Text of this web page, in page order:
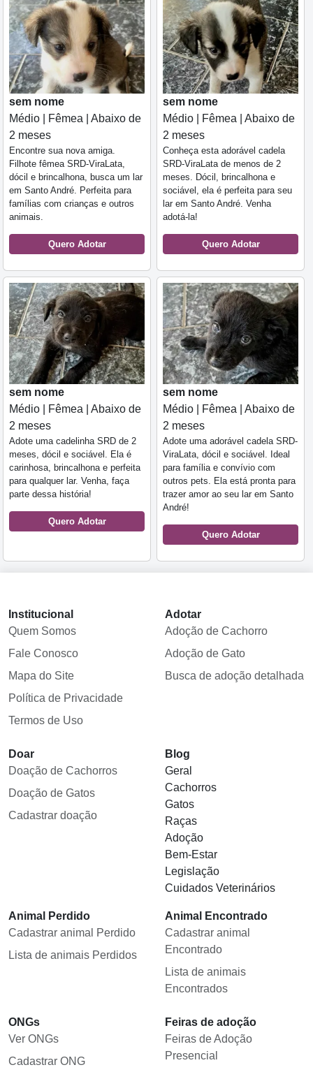
sem nome
Médio | Fêmea | Abaixo de
2 meses
Encontre sua nova amiga.
Filhote fêmea SRD-ViraLata,
dócil e brincalhona, busca um lar
em Santo André. Perfeita para
famílias com crianças e outros
animais.
Quero Adotar
sem nome
Médio | Fêmea | Abaixo de
2 meses
Conheça esta adorável cadela
SRD-ViraLata de menos de 2
meses. Dócil, brincalhona e
sociável, ela é perfeita para seu
lar em Santo André. Venha
adotá-la!
Quero Adotar
sem nome
Médio | Fêmea | Abaixo de
2 meses
Adote uma cadelinha SRD de 2
meses, dócil e sociável. Ela é
carinhosa, brincalhona e perfeita
para qualquer lar. Venha, faça
parte dessa história!
Quero Adotar
sem nome
Médio | Fêmea | Abaixo de
2 meses
Adote uma adorável cadela SRD-
ViraLata, dócil e sociável. Ideal
para família e convívio com
outros pets. Ela está pronta para
trazer amor ao seu lar em Santo
André!
Quero Adotar
Institucional
Quem Somos
Fale Conosco
Mapa do Site
Política de Privacidade
Termos de Uso
Adotar
Adoção de Cachorro
Adoção de Gato
Busca de adoção detalhada
Doar
Doação de Cachorros
Doação de Gatos
Cadastrar doação
Blog
Geral
Cachorros
Gatos
Raças
Adoção
Bem-Estar
Legislação
Cuidados Veterinários
Animal Perdido
Cadastrar animal Perdido
Lista de animais Perdidos
Animal Encontrado
Cadastrar animal
Encontrado
Lista de animais
Encontrados
ONGs
Ver ONGs
Cadastrar ONG
Feiras de adoção
Feiras de Adoção
Presencial